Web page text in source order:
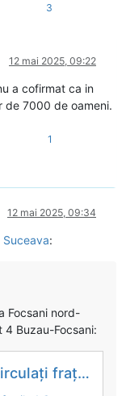
3
12 mai 2025, 09:22
a cofirmat ca in
de 7000 de oameni.
1
12 mai 2025, 09:34
Suceava:
Focsani nord-
Buzau-Focsani:
Focșani...